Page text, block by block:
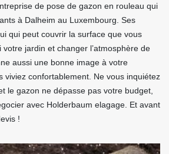
de pose de gazon en rouleau qui
à Dalheim au Luxembourg. Ses
qui peut couvrir la surface que vous
votre jardin et changer l’atmosphère de
aussi une bonne image à votre
viviez confortablement. Ne vous inquiétez
le gazon ne dépasse pas votre budget,
avec Holderbaum elagage. Et avant
!